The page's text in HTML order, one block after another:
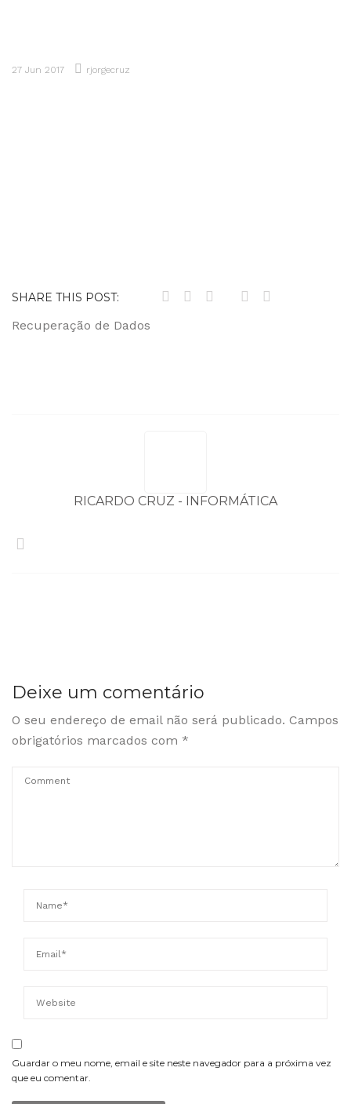
27 Jun 2017 rjorgecruz
SHARE THIS POST:
Navegação
Recuperação de Dados
RICARDO CRUZ - INFORMÁTICA
Deixe um comentário
O seu endereço de email não será publicado. Campos
obrigatórios marcados com *
Guardar o meu nome, email e site neste navegador para a próxima vez
que eu comentar.